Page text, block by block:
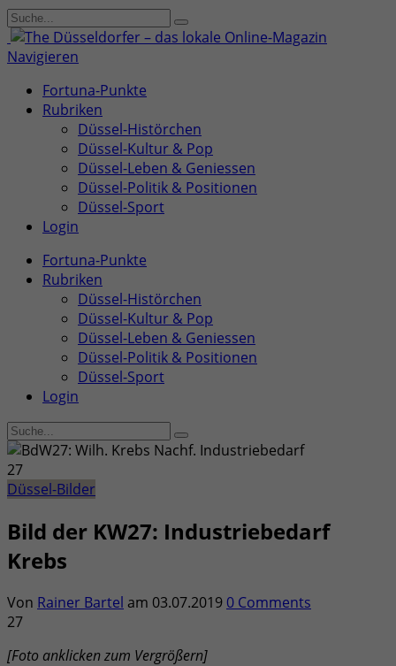
Navigieren
Fortuna-Punkte
Rubriken
Düssel-Histörchen
Düssel-Kultur & Pop
Düssel-Leben & Geniessen
Düssel-Politik & Positionen
Düssel-Sport
Login
Fortuna-Punkte
Rubriken
Düssel-Histörchen
Düssel-Kultur & Pop
Düssel-Leben & Geniessen
Düssel-Politik & Positionen
Düssel-Sport
Login
27
Düssel-Bilder
Bild der KW27: Industriebedarf
Krebs
Von Rainer Bartel am 03.07.2019 0 Comments
27
[Foto anklicken zum Vergrößern]